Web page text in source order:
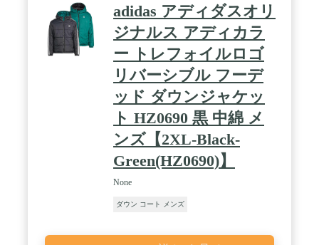
adidas アディダスオリ
ジナルス アディカラ
ー トレフォイルロゴ
リバーシブル フーデ
ッド ダウンジャケッ
ト HZ0690 黒 中綿 メ
ンズ【2XL-Black-
Green(HZ0690)】
None
ダウン コート メンズ